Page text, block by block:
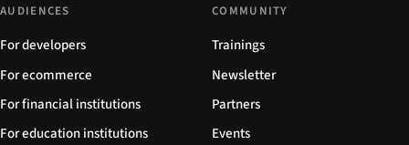
AUDIENCES
For developers
For ecommerce
For financial institutions
For education institutions
COMMUNITY
Trainings
Newsletter
Partners
Events